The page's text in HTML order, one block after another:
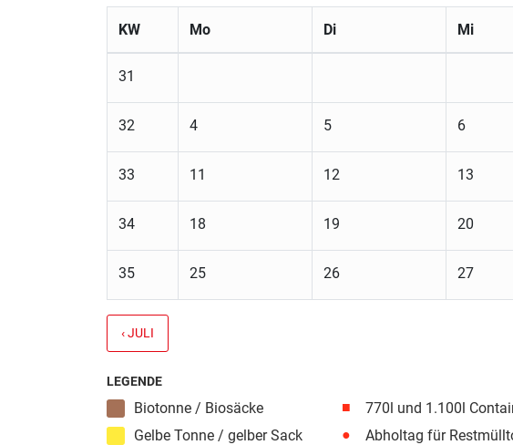
KW Mo Di Mi
31
32 4 5 6
33 11 12 13
34 18 19 20
35 25 26 27
‹ JULI
LEGENDE
Biotonne / Biosäcke
Gelbe Tonne / gelber Sack
■
770l und 1.100l
●
Abholtag für